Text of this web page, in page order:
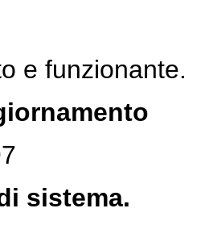
e funzionante.
sistema.